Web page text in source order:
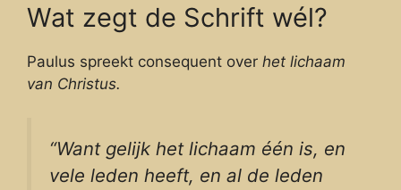
Wat zegt de Schrift wél?
Paulus spreekt consequent over het lichaam
van Christus.
“Want gelijk het lichaam één is, en
vele leden heeft, en al de leden